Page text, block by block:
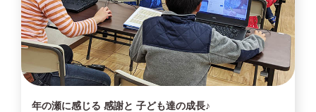
年の瀬に感じる 感謝と 子ども達の成長♪